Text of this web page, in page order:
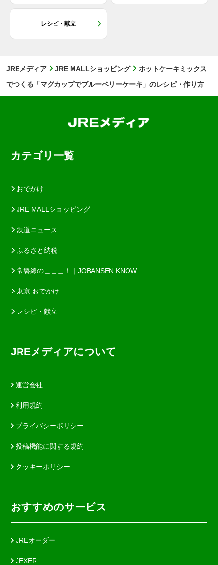
レシピ・献立
JREメディア JRE MALLショッピング
ホットケーキミックス
でつくる「マグカップでブルーベリーケーキ」のレシピ・作り方
カテゴリ一覧
おでかけ
JRE MALLショッピング
鉄道ニュース
ふるさと納税
常磐線の＿＿＿！｜JOBANSEN KNOW
東京 おでかけ
レシピ・献立
JREメディアについて
運営会社
利用規約
プライバシーポリシー
投稿機能に関する規約
クッキーポリシー
おすすめのサービス
JREオーダー
JEXER